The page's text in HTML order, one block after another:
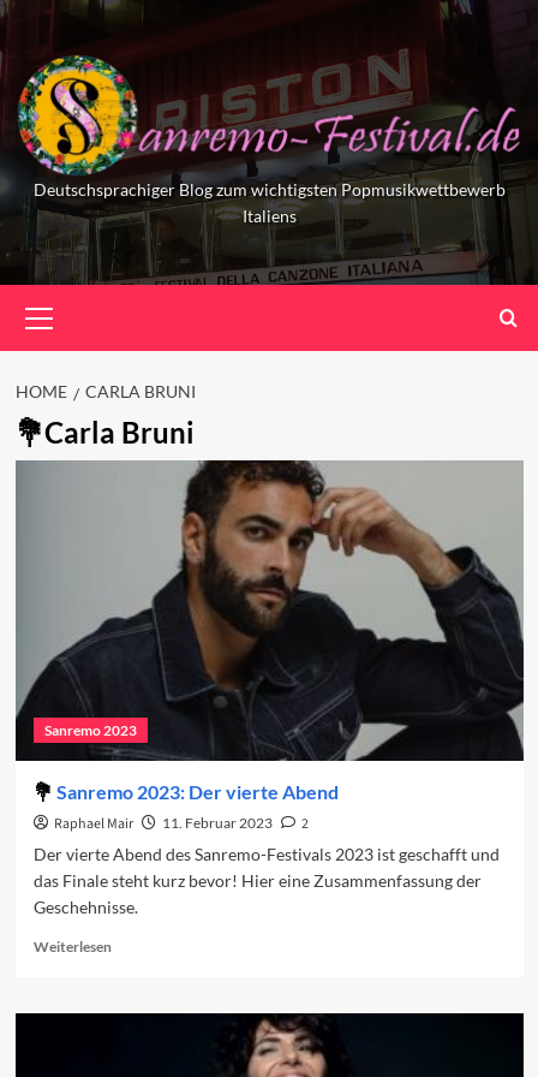
Skip
to
content
Deutschsprachiger Blog zum wichtigsten Popmusikwettbewerb
Italiens
Menu
HOME CARLA BRUNI
Carla Bruni
Sanremo 2023
Sanremo 2023: Der vierte Abend
Raphael Mair 11. Februar 2023
2
Der vierte Abend des Sanremo-Festivals 2023 ist geschafft und
das Finale steht kurz bevor! Hier eine Zusammenfassung der
Geschehnisse.
WeiterlesenRead
Sanremo